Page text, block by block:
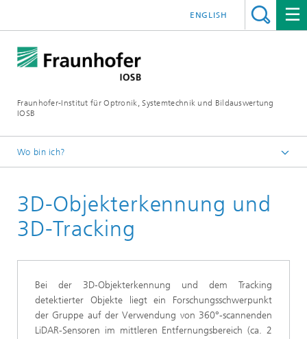
Fraunhofer-Institut für Optronik, Systemtechnik und Bildauswertung
IOSB
ENGLISH
Wo bin ich?
Kompetenzen
Kernkompetenz Bildauswertung
Objekterkennung (OBJ)
Objekterkennung in 3D-Sensordaten
3D-Objekterkennung und
3D-Tracking
Bei der 3D-Objekterkennung und dem Tracking
detektierter Objekte liegt ein Forschungsschwerpunkt
der Gruppe auf der Verwendung von 360°-scannenden
LiDAR-Sensoren im mittleren Entfernungsbereich (ca. 2